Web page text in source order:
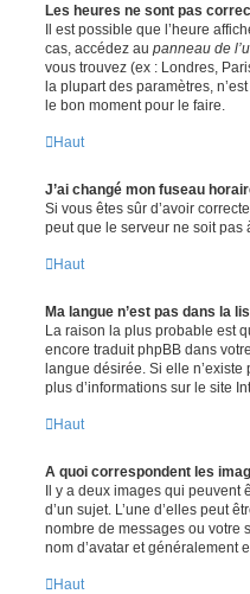
Les heures ne sont pas
Il est possible que l’heure
cas, accédez au panneau de
vous trouvez (ex : Londres,
la plupart des paramètres,
le bon moment pour le faire.
Haut
J’ai changé mon fuseau
Si vous êtes sûr d’avoir
peut que le serveur ne soit pas
Haut
Ma langue n’est pas dans la
La raison la plus probable est
encore traduit phpBB dans
langue désirée. Si elle n’existe
plus d’informations sur le site
Haut
A quoi correspondent les
Il y a deux images qui peuvent
d’un sujet. L’une d’elles peut
nombre de messages ou votre
nom d’avatar et généralement
Haut